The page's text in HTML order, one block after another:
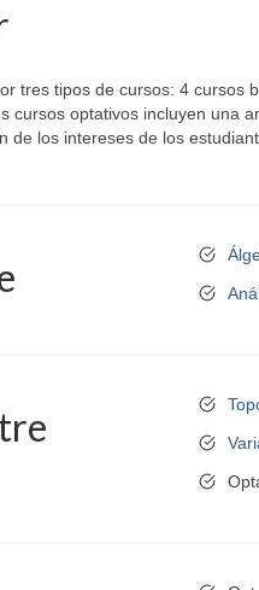
tres tipos de cursos: 4 cursos
cursos optativos incluyen una
de los intereses de los